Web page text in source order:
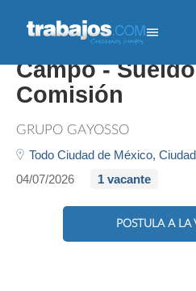
Ejecutivo De
Campo -
Comisión
GRUPO GAYOSSO
Todo Ciudad de México,
04/07/2026
1 vacante
POSTULA A LA